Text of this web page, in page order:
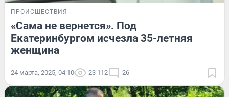
ПРОИСШЕСТВИЯ
«Сама не вернется». Под
Екатеринбургом исчезла 35-летняя
женщина
24 марта, 2025, 04:10 23 112 26